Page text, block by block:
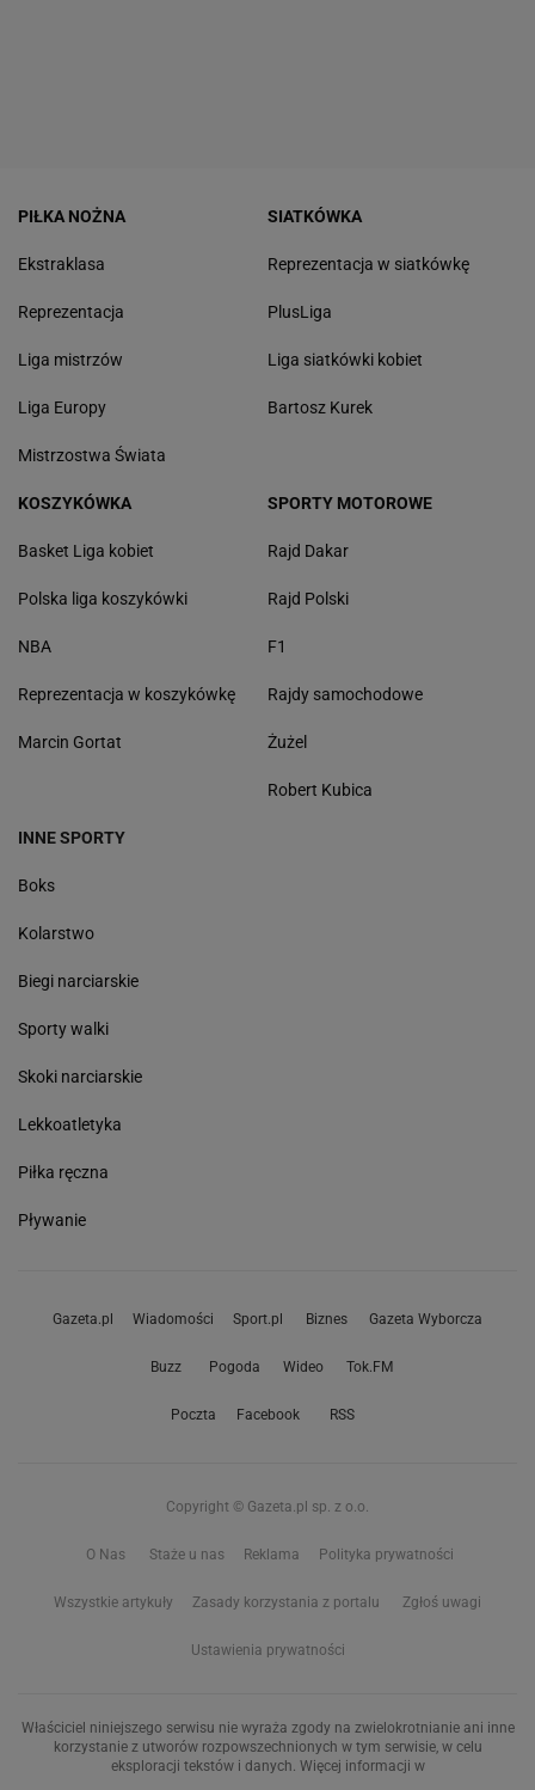
PIŁKA NOŻNA
Ekstraklasa
Reprezentacja
Liga mistrzów
Liga Europy
Mistrzostwa Świata
SIATKÓWKA
Reprezentacja w siatkówkę
PlusLiga
Liga siatkówki kobiet
Bartosz Kurek
KOSZYKÓWKA
Basket Liga kobiet
Polska liga koszykówki
NBA
Reprezentacja w koszykówkę
Marcin Gortat
SPORTY MOTOROWE
Rajd Dakar
Rajd Polski
F1
Rajdy samochodowe
Żużel
Robert Kubica
INNE SPORTY
Boks
Kolarstwo
Biegi narciarskie
Sporty walki
Skoki narciarskie
Lekkoatletyka
Piłka ręczna
Pływanie
Gazeta.pl Wiadomości Sport.pl Biznes Gazeta Wyborcza
Buzz Pogoda Wideo Tok.FM
Poczta Facebook RSS
Copyright © Gazeta.pl sp. z o.o.
O Nas Staże u nas Reklama Polityka prywatności
Wszystkie artykuły Zasady korzystania z portalu Zgłoś uwagi
Ustawienia prywatności
Właściciel niniejszego serwisu nie wyraża zgody na zwielokrotnianie ani inne
korzystanie z utworów rozpowszechnionych w tym serwisie, w celu
eksploracji tekstów i danych. Więcej informacji w